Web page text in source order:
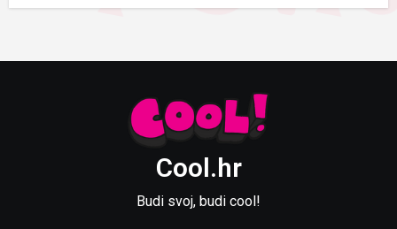
Cool.hr
Budi svoj, budi cool!